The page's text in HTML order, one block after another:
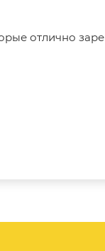
отлично